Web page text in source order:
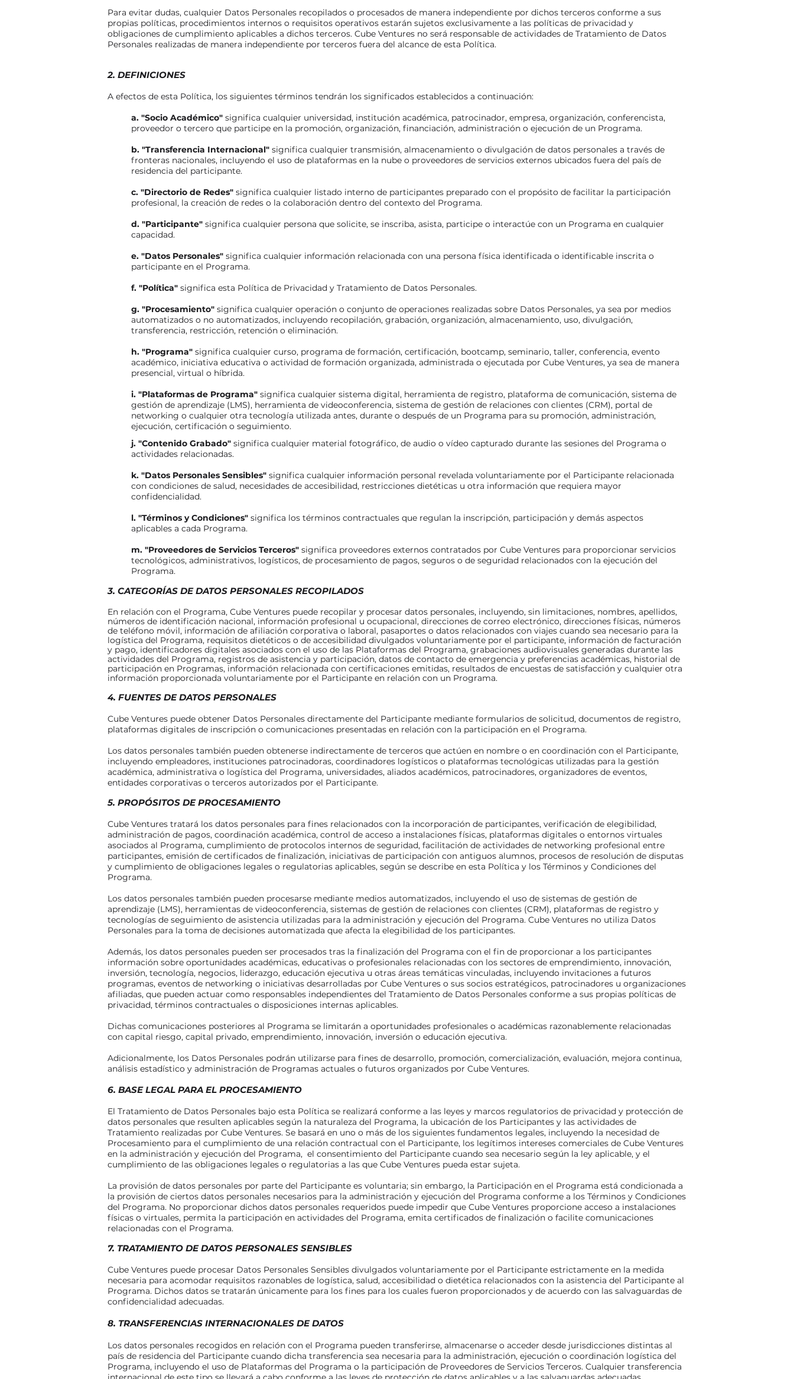
Para evitar dudas, cualquier Datos Personales recopilados o procesados de manera independiente por dichos terceros conforme a sus
propias políticas, procedimientos internos o requisitos operativos estarán sujetos exclusivamente a las políticas de privacidad y
obligaciones de cumplimiento aplicables a dichos terceros. Cube Ventures no será responsable de actividades de Tratamiento de Datos
Personales realizadas de manera independiente por terceros fuera del alcance de esta Política.
2. DEFINICIONES
A efectos de esta Política, los siguientes términos tendrán los significados establecidos a continuación:
a. "Socio Académico" significa cualquier universidad, institución académica, patrocinador, empresa, organización, conferencista,
proveedor o tercero que participe en la promoción, organización, financiación, administración o ejecución de un Programa.
b. "Transferencia Internacional" significa cualquier transmisión, almacenamiento o divulgación de datos personales a través de
fronteras nacionales, incluyendo el uso de plataformas en la nube o proveedores de servicios externos ubicados fuera del país de
residencia del participante.
c. "Directorio de Redes" significa cualquier listado interno de participantes preparado con el propósito de facilitar la participación
profesional, la creación de redes o la colaboración dentro del contexto del Programa.
d. "Participante" significa cualquier persona que solicite, se inscriba, asista, participe o interactúe con un Programa en cualquier
capacidad.
e. "Datos Personales" significa cualquier información relacionada con una persona física identificada o identificable inscrita o
participante en el Programa.
f. "Política" significa esta Política de Privacidad y Tratamiento de Datos Personales.
g. "Procesamiento" significa cualquier operación o conjunto de operaciones realizadas sobre Datos Personales, ya sea por medios
automatizados o no automatizados, incluyendo recopilación, grabación, organización, almacenamiento, uso, divulgación,
transferencia, restricción, retención o eliminación.
h. "Programa" significa cualquier curso, programa de formación, certificación, bootcamp, seminario, taller, conferencia, evento
académico, iniciativa educativa o actividad de formación organizada, administrada o ejecutada por Cube Ventures, ya sea de manera
presencial, virtual o híbrida.
i. "Plataformas de Programa" significa cualquier sistema digital, herramienta de registro, plataforma de comunicación, sistema de
gestión de aprendizaje (LMS), herramienta de videoconferencia, sistema de gestión de relaciones con clientes (CRM), portal de
networking o cualquier otra tecnología utilizada antes, durante o después de un Programa para su promoción, administración,
ejecución, certificación o seguimiento.
j. "Contenido Grabado" significa cualquier material fotográfico, de audio o vídeo capturado durante las sesiones del Programa o
actividades relacionadas.
k. "Datos Personales Sensibles" significa cualquier información personal revelada voluntariamente por el Participante relacionada
con condiciones de salud, necesidades de accesibilidad, restricciones dietéticas u otra información que requiera mayor
confidencialidad.
l. "Términos y Condiciones" significa los términos contractuales que regulan la inscripción, participación y demás aspectos
aplicables a cada Programa.
m. "Proveedores de Servicios Terceros" significa proveedores externos contratados por Cube Ventures para proporcionar servicios
tecnológicos, administrativos, logísticos, de procesamiento de pagos, seguros o de seguridad relacionados con la ejecución del
Programa.
3. CATEGORÍAS DE DATOS PERSONALES RECOPILADOS
En relación con el Programa, Cube Ventures puede recopilar y procesar datos personales, incluyendo, sin limitaciones, nombres, apellidos,
números de identificación nacional, información profesional u ocupacional, direcciones de correo electrónico, direcciones físicas, números
de teléfono móvil, información de afiliación corporativa o laboral, pasaportes o datos relacionados con viajes cuando sea necesario para la
logística del Programa, requisitos dietéticos o de accesibilidad divulgados voluntariamente por el participante, información de facturación
y pago, identificadores digitales asociados con el uso de las Plataformas del Programa, grabaciones audiovisuales generadas durante las
actividades del Programa, registros de asistencia y participación, datos de contacto de emergencia y preferencias académicas, historial de
participación en Programas, información relacionada con certificaciones emitidas, resultados de encuestas de satisfacción y cualquier otra
información proporcionada voluntariamente por el Participante en relación con un Programa.
4. FUENTES DE DATOS PERSONALES
Cube Ventures puede obtener Datos Personales directamente del Participante mediante formularios de solicitud, documentos de registro,
plataformas digitales de inscripción o comunicaciones presentadas en relación con la participación en el Programa.
Los datos personales también pueden obtenerse indirectamente de terceros que actúen en nombre o en coordinación con el Participante,
incluyendo empleadores, instituciones patrocinadoras, coordinadores logísticos o plataformas tecnológicas utilizadas para la gestión
académica, administrativa o logística del Programa, universidades, aliados académicos, patrocinadores, organizadores de eventos,
entidades corporativas o terceros autorizados por el Participante.
5. PROPÓSITOS DE PROCESAMIENTO
Cube Ventures tratará los datos personales para fines relacionados con la incorporación de participantes, verificación de elegibilidad,
administración de pagos, coordinación académica, control de acceso a instalaciones físicas, plataformas digitales o entornos virtuales
asociados al Programa, cumplimiento de protocolos internos de seguridad, facilitación de actividades de networking profesional entre
participantes, emisión de certificados de finalización, iniciativas de participación con antiguos alumnos, procesos de resolución de disputas
y cumplimiento de obligaciones legales o regulatorias aplicables, según se describe en esta Política y los Términos y Condiciones del
Programa.
Los datos personales también pueden procesarse mediante medios automatizados, incluyendo el uso de sistemas de gestión de
aprendizaje (LMS), herramientas de videoconferencia, sistemas de gestión de relaciones con clientes (CRM), plataformas de registro y
tecnologías de seguimiento de asistencia utilizadas para la administración y ejecución del Programa. Cube Ventures no utiliza Datos
Personales para la toma de decisiones automatizada que afecta la elegibilidad de los participantes.
Además, los datos personales pueden ser procesados tras la finalización del Programa con el fin de proporcionar a los participantes
información sobre oportunidades académicas, educativas o profesionales relacionadas con los sectores de emprendimiento, innovación,
inversión, tecnología, negocios, liderazgo, educación ejecutiva u otras áreas temáticas vinculadas, incluyendo invitaciones a futuros
programas, eventos de networking o iniciativas desarrolladas por Cube Ventures o sus socios estratégicos, patrocinadores u organizaciones
afiliadas, que pueden actuar como responsables independientes del Tratamiento de Datos Personales conforme a sus propias políticas de
privacidad, términos contractuales o disposiciones internas aplicables.
Dichas comunicaciones posteriores al Programa se limitarán a oportunidades profesionales o académicas razonablemente relacionadas
con capital riesgo, capital privado, emprendimiento, innovación, inversión o educación ejecutiva.
Adicionalmente, los Datos Personales podrán utilizarse para fines de desarrollo, promoción, comercialización, evaluación, mejora continua,
análisis estadístico y administración de Programas actuales o futuros organizados por Cube Ventures.
6. BASE LEGAL PARA EL PROCESAMIENTO
El Tratamiento de Datos Personales bajo esta Política se realizará conforme a las leyes y marcos regulatorios de privacidad y protección de
datos personales que resulten aplicables según la naturaleza del Programa, la ubicación de los Participantes y las actividades de
Tratamiento realizadas por Cube Ventures. Se basará en uno o más de los siguientes fundamentos legales, incluyendo la necesidad de
Procesamiento para el cumplimiento de una relación contractual con el Participante, los legítimos intereses comerciales de Cube Ventures
en la administración y ejecución del Programa, el consentimiento del Participante cuando sea necesario según la ley aplicable, y el
cumplimiento de las obligaciones legales o regulatorias a las que Cube Ventures pueda estar sujeta.
La provisión de datos personales por parte del Participante es voluntaria; sin embargo, la Participación en el Programa está condicionada a
la provisión de ciertos datos personales necesarios para la administración y ejecución del Programa conforme a los Términos y Condiciones
del Programa. No proporcionar dichos datos personales requeridos puede impedir que Cube Ventures proporcione acceso a instalaciones
físicas o virtuales, permita la participación en actividades del Programa, emita certificados de finalización o facilite comunicaciones
relacionadas con el Programa.
7. TRATAMIENTO DE DATOS PERSONALES SENSIBLES
Cube Ventures puede procesar Datos Personales Sensibles divulgados voluntariamente por el Participante estrictamente en la medida
necesaria para acomodar requisitos razonables de logística, salud, accesibilidad o dietética relacionados con la asistencia del Participante al
Programa. Dichos datos se tratarán únicamente para los fines para los cuales fueron proporcionados y de acuerdo con las salvaguardas de
confidencialidad adecuadas.
8. TRANSFERENCIAS INTERNACIONALES DE DATOS
Los datos personales recogidos en relación con el Programa pueden transferirse, almacenarse o acceder desde jurisdicciones distintas al
país de residencia del Participante cuando dicha transferencia sea necesaria para la administración, ejecución o coordinación logística del
Programa, incluyendo el uso de Plataformas del Programa o la participación de Proveedores de Servicios Terceros. Cualquier transferencia